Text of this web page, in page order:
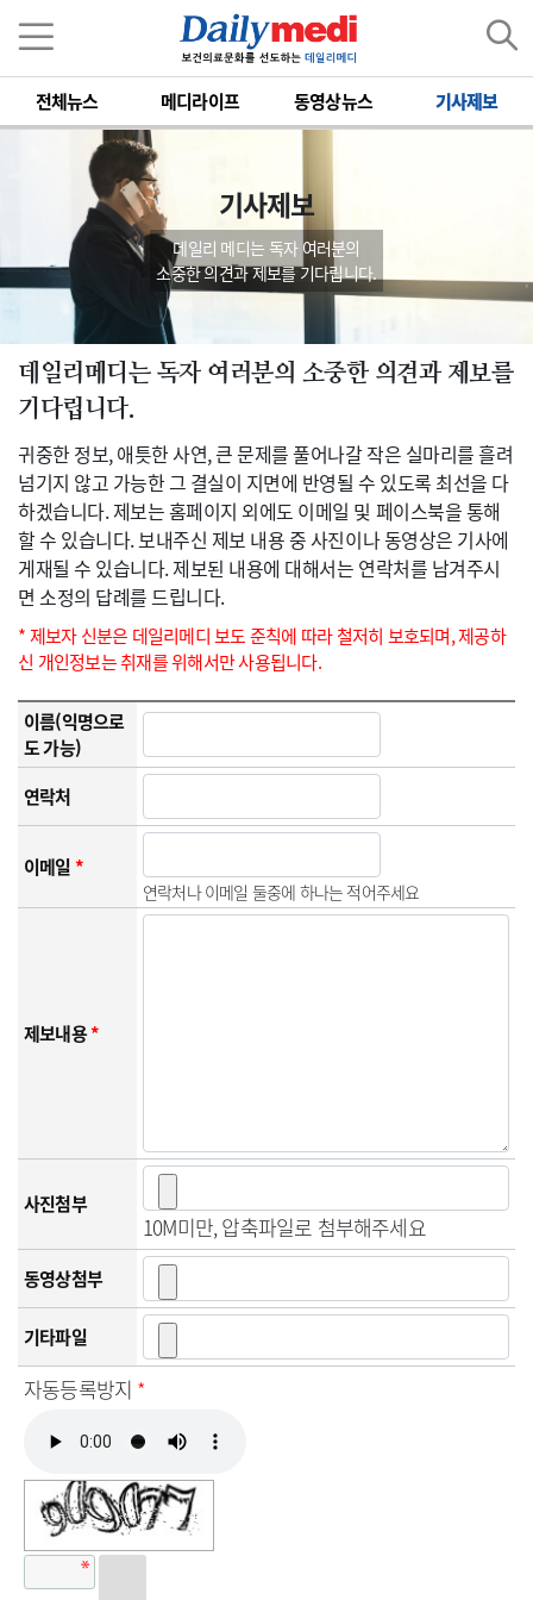
전체뉴스 메디라이프 동영상뉴스 기사제보
기사제보
데일리 메디는 독자 여러분의
소중한 의견과 제보를 기다립니다.
데일리메디는 독자 여러분의 소중한 의견과 제보를
기다립니다.
귀중한 정보, 애틋한 사연, 큰 문제를 풀어나갈 작은 실마리를 흘려
넘기지 않고 가능한 그 결실이 지면에 반영될 수 있도록 최선을 다
하겠습니다. 제보는 홈페이지 외에도 이메일 및 페이스북을 통해
할 수 있습니다. 보내주신 제보 내용 중 사진이나 동영상은 기사에
게재될 수 있습니다. 제보된 내용에 대해서는 연락처를 남겨주시
면 소정의 답례를 드립니다.
* 제보자 신분은 데일리메디 보도 준칙에 따라 철저히 보호되며, 제공하
신 개인정보는 취재를 위해서만 사용됩니다.
이름(익명으로
도 가능)
연락처
이메일*
연락처나 이메일 둘중에 하나는 적어주세요
제보내용*
사진첨부
10M미만, 압축파일로 첨부해주세요
동영상첨부
기타파일
자동등록방지 *